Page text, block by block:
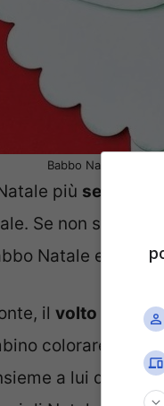
Babbo Natale da
più semplici
Se non siete
Natale e
il volto di
colorare come
a lui del